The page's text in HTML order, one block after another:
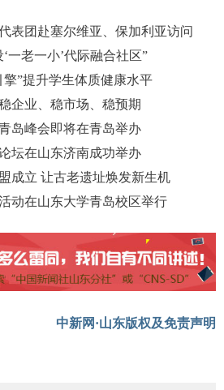
表团赴塞尔维亚、保加利亚访问
一老一小’代际融合社区”
”提升学生体质健康水平
企业、稳市场、稳预期
岛峰会即将在青岛举办
坛在山东济南成功举办
成立 让古老遗址焕发新生机
动在山东大学青岛校区举行
中新网·山东版权及免责声明